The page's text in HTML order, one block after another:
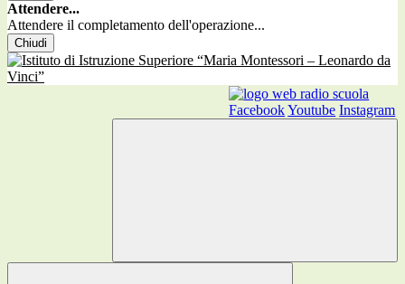
Attendere...
Attendere il completamento dell'operazione...
Chiudi
FacebookYoutube Instagram